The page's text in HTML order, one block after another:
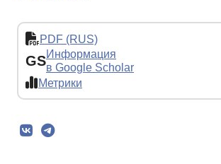
PDF (RUS)
GSИнформация
в Google Scholar
Метрики